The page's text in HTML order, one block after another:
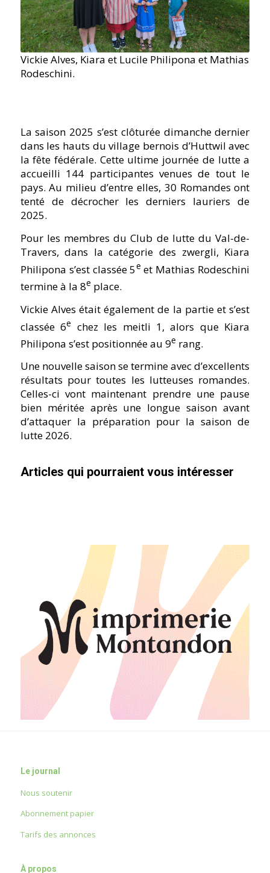
Vickie Alves, Kiara et Lucile Philipona et Mathias
Rodeschini.
La saison 2025 s’est clôturée dimanche dernier
dans les hauts du village bernois d’Huttwil avec
la fête fédérale. Cette ultime journée de lutte a
accueilli 144 participantes venues de tout le
pays. Au milieu d’entre elles, 30 Romandes ont
tenté de décrocher les derniers lauriers de
2025.
Pour les membres du Club de lutte du Val-de-
Travers, dans la catégorie des zwergli, Kiara
Philipona s’est classée 5e et Mathias Rodeschini
termine à la 8e place.
Vickie Alves était également de la partie et s’est
classée 6e chez les meitli 1, alors que Kiara
Philipona s’est positionnée au 9e rang.
Une nouvelle saison se termine avec d’excellents
résultats pour toutes les lutteuses romandes.
Celles-ci vont maintenant prendre une pause
bien méritée après une longue saison avant
d’attaquer la préparation pour la saison de
lutte 2026.
Articles qui pourraient vous intéresser
Le journal
Nous soutenir
Abonnement papier
Tarifs des annonces
À propos